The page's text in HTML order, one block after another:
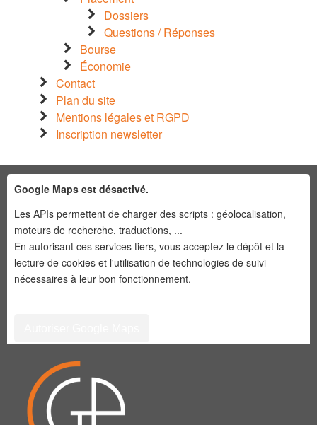
Dossiers
Questions / Réponses
Bourse
Économie
Contact
Plan du site
Mentions légales et RGPD
Inscription newsletter
Google Maps est désactivé.
Les APIs permettent de charger des scripts : géolocalisation,
moteurs de recherche, traductions, ...
En autorisant ces services tiers, vous acceptez le dépôt et la
lecture de cookies et l'utilisation de technologies de suivi
nécessaires à leur bon fonctionnement.